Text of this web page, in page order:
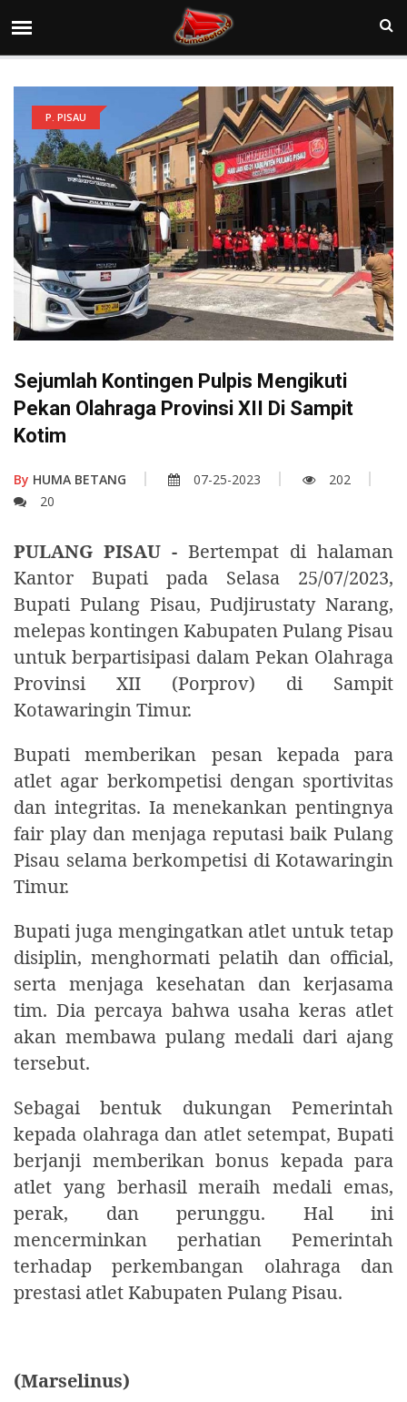
P. PISAU
Sejumlah Kontingen Pulpis Mengikuti
Pekan Olahraga Provinsi XII Di Sampit
Kotim
By HUMA BETANG 07-25-2023
202
20
PULANG PISAU - Bertempat di halaman
Kantor Bupati pada Selasa 25/07/2023,
Bupati Pulang Pisau, Pudjirustaty Narang,
melepas kontingen Kabupaten Pulang Pisau
untuk berpartisipasi dalam Pekan Olahraga
Provinsi XII (Porprov) di Sampit
Kotawaringin Timur.
Bupati memberikan pesan kepada para
atlet agar berkompetisi dengan sportivitas
dan integritas. Ia menekankan pentingnya
fair play dan menjaga reputasi baik Pulang
Pisau selama berkompetisi di Kotawaringin
Timur.
Bupati juga mengingatkan atlet untuk tetap
disiplin, menghormati pelatih dan official,
serta menjaga kesehatan dan kerjasama
tim. Dia percaya bahwa usaha keras atlet
akan membawa pulang medali dari ajang
tersebut.
Sebagai bentuk dukungan Pemerintah
kepada olahraga dan atlet setempat, Bupati
berjanji memberikan bonus kepada para
atlet yang berhasil meraih medali emas,
perak, dan perunggu. Hal ini
mencerminkan perhatian Pemerintah
terhadap perkembangan olahraga dan
prestasi atlet Kabupaten Pulang Pisau.
(Marselinus)